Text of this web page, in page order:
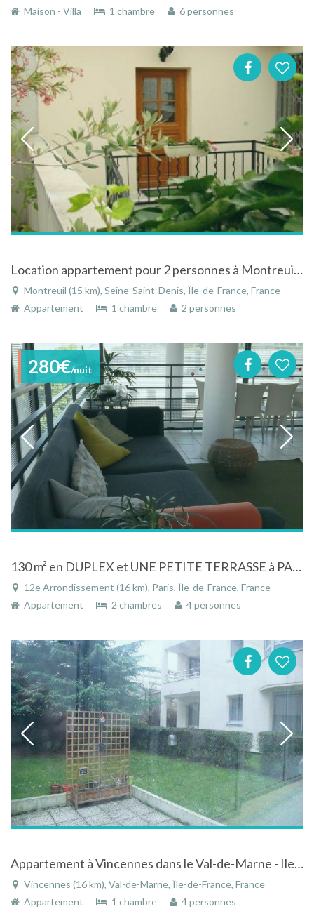
Maison - Villa 1 chambre 6 personnes
Location appartement pour 2 personnes à Montreuil près de Paris
Montreuil (15 km), Seine-Saint-Denis, Île-de-France, France
Appartement
1 chambre 2 personnes
280€/nuit
130 m² en DUPLEX et UNE PETITE TERRASSE à PARIS 12ème (DAUMESNIL)
12e Arrondissement (16 km), Paris, Île-de-France, France
Appartement
2 chambres 4 personnes
Appartement à Vincennes dans le Val-de-Marne - Ile-de-France
Vincennes (16 km), Val-de-Marne, Île-de-France, France
Appartement
1 chambre 4 personnes